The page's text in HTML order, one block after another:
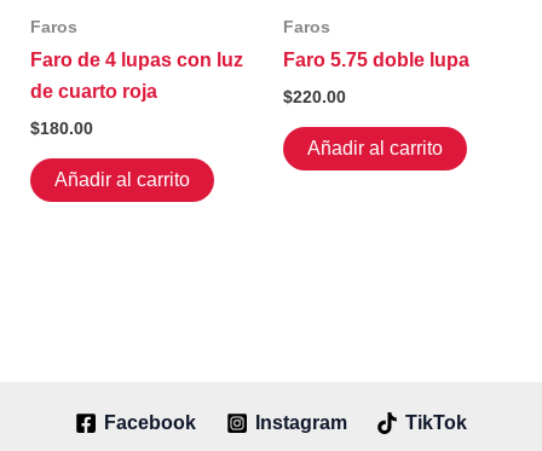
Faros
Faro de 4 lupas con luz
de cuarto roja
$180.00
Añadir al carrito
Faros
Faro 5.75 doble lupa
$220.00
Añadir al carrito
Facebook Instagram TikTok